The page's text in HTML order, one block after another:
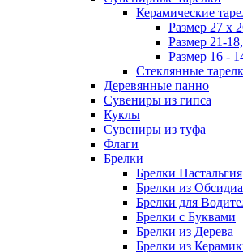
Керамические
Размер 27 х
Размер 21-
Размер 16 -
Стеклянные
Деревянные панно
Сувениры из гипса
Куклы
Сувениры из туфа
Флаги
Брелки
Брелки Настальгия
Брелки из
Брелки для
Брелки с Буквами
Брелки из Дерева
Брелки из